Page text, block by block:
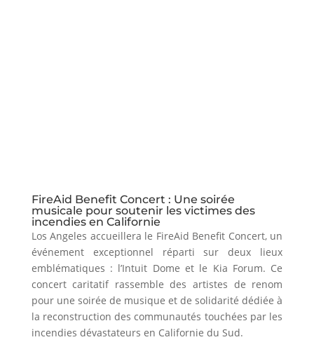
FireAid Benefit Concert : Une soirée
musicale pour soutenir les victimes des
incendies en Californie
Los Angeles accueillera le FireAid Benefit Concert, un
événement exceptionnel réparti sur deux lieux
emblématiques : l’Intuit Dome et le Kia Forum. Ce
concert caritatif rassemble des artistes de renom
pour une soirée de musique et de solidarité dédiée à
la reconstruction des communautés touchées par les
incendies dévastateurs en Californie du Sud.